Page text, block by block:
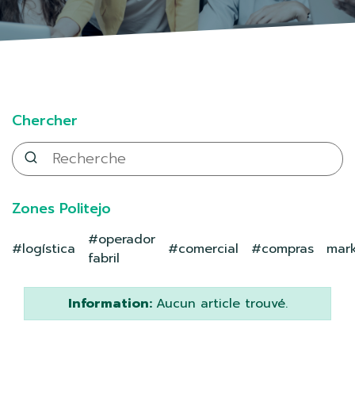
Chercher
Zones Politejo
#logística
#operador
fabril
#comercial #compras
Information: Aucun article trouvé.